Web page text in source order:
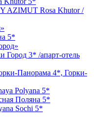
AZIMUT Rosa Khutor /
5*
Город 3* /апарт-отель
Панорама 4*, Горки-
Polyana 5*
Поляна 5*
Sochi 5*